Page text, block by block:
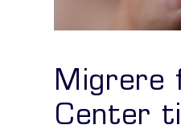
Migrere
Center